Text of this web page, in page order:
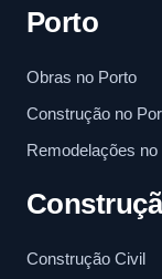
Porto
Obras no Porto
Construção no
Remodelações no
Construção Civil